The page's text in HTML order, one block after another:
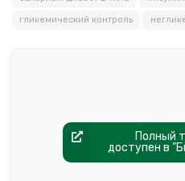
гликемический контроль
Полный
доступен в